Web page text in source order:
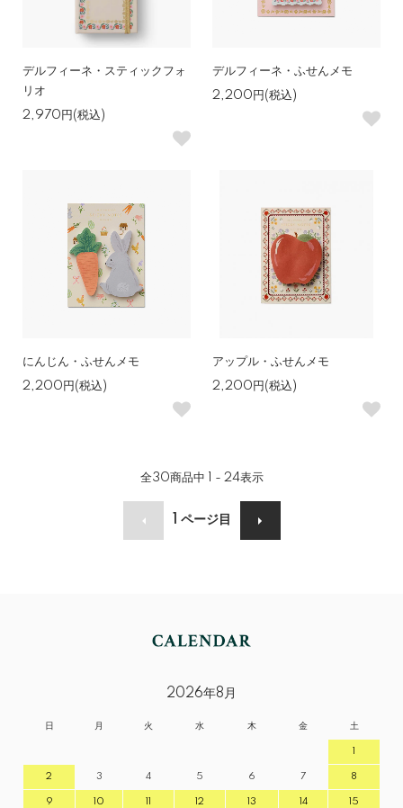
デルフィーネ・スティックフォ
リオ
2,970円(税込)
デルフィーネ・ふせんメモ
2,200円(税込)
にんじん・ふせんメモ
2,200円(税込)
アップル・ふせんメモ
2,200円(税込)
全30商品中 1 - 24表示
ページ目
2026年8月
日 月 火 水 木 金 土
1
2 3 4 5 6 7 8
9 10 11 12 13 14 15